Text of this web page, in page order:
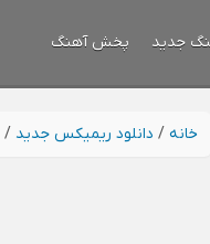
جدید پخش آهنگ
خانه / دانلود ریمیکس جدید /